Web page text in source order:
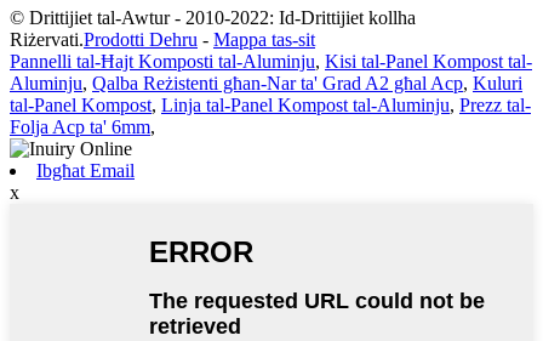
© Drittijiet tal-Awtur - 2010-2022: Id-Drittijiet kollha
Riżervati.Prodotti Dehru - Mappa tas-sit
Pannelli tal-Ħajt Komposti tal-Aluminju, Kisi tal-Panel Kompost tal-
Aluminju, Qalba Reżistenti għan-Nar ta' Grad A2 għal Acp, Kuluri
tal-Panel Kompost, Linja tal-Panel Kompost tal-Aluminju, Prezz tal-
Folja Acp ta' 6mm,
Ibgħat Email
x